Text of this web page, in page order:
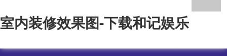
室内装修效果图-下载和记娱乐